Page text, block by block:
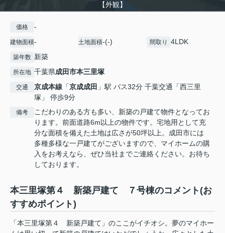
【外観】
価格 -
建物面積- 土地面積-(-) 間取り 4LDK
築年数 新築
所在地 千葉県成田市本三里塚
交通 京成本線 「京成成田 」駅 バス32分 千葉交通「西三里
塚」 停歩9分
備考
こだわりのある方も多い、新築の戸建て物件となってお
ります。前面道路6m以上の物件です。宅地用として充
分な面積を備えた土地は広さが50坪以上。成田市には
多種多様な一戸建てがございますので、マイホームの購
入をお考えなら、ぜひ当社までご連絡ください。お待ち
しております。
本三里塚第４ 新築戸建て ７号棟のコメント(お
すすめポイント)
「本三里塚第４ 新築戸建て」のここがイチオシ。夢のマイホー